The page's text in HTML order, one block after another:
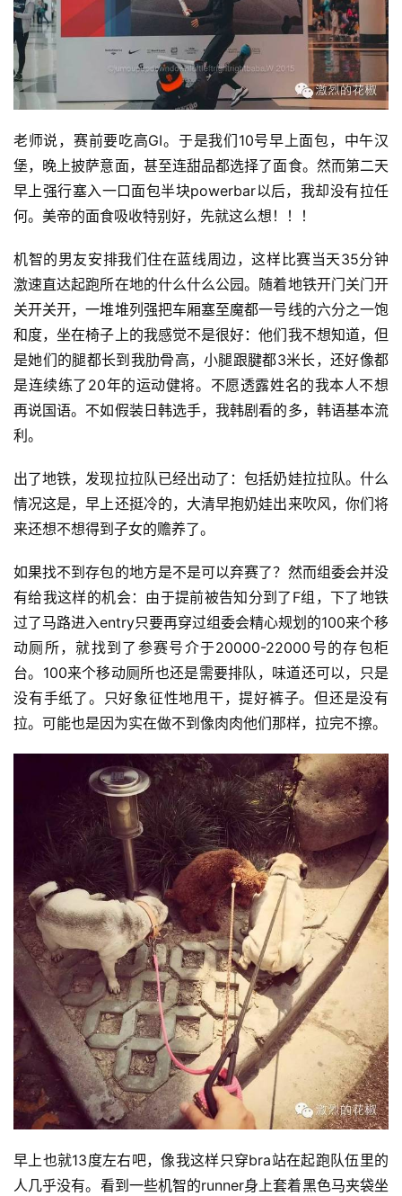
比
赛
观
察
装
备
训
练
老师说，赛前要吃高GI。于是我们10号早上面包，中午汉
堡，晚上披萨意面，甚至连甜品都选择了面食。然而第二天
早上强行塞入一口面包半块powerbar以后，我却没有拉任
何。美帝的面食吸收特别好，先就这么想！！！
机智的男友安排我们住在蓝线周边，这样比赛当天35分钟
激速直达起跑所在地的什么什么公园。随着地铁开门关门开
关开关开，一堆堆列强把车厢塞至魔都一号线的六分之一饱
和度，坐在椅子上的我感觉不是很好：他们我不想知道，但
是她们的腿都长到我肋骨高，小腿跟腱都3米长，还好像都
是连续练了20年的运动健将。不愿透露姓名的我本人不想
再说国语。不如假装日韩选手，我韩剧看的多，韩语基本流
利。
出了地铁，发现拉拉队已经出动了：包括奶娃拉拉队。什么
情况这是，早上还挺冷的，大清早抱奶娃出来吹风，你们将
来还想不想得到子女的赡养了。
如果找不到存包的地方是不是可以弃赛了？然而组委会并没
有给我这样的机会：由于提前被告知分到了F组，下了地铁
过了马路进入entry只要再穿过组委会精心规划的100来个移
动厕所，就找到了参赛号介于20000-22000号的存包柜
台。100来个移动厕所也还是需要排队，味道还可以，只是
没有手纸了。只好象征性地甩干，提好裤子。但还是没有
拉。可能也是因为实在做不到像肉肉他们那样，拉完不擦。
早上也就13度左右吧，像我这样只穿bra站在起跑队伍里的
人几乎没有。看到一些机智的runner身上套着黑色马夹袋坐